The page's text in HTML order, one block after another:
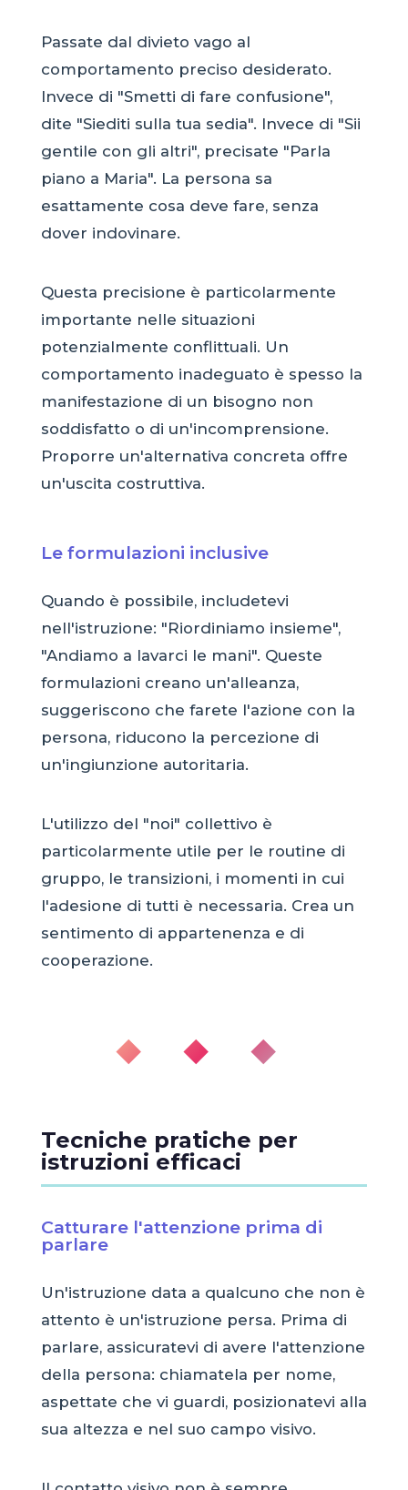
Passate dal divieto vago al
comportamento preciso desiderato.
Invece di "Smetti di fare confusione",
dite "Siediti sulla tua sedia". Invece di "Sii
gentile con gli altri", precisate "Parla
piano a Maria". La persona sa
esattamente cosa deve fare, senza
dover indovinare.
Questa precisione è particolarmente
importante nelle situazioni
potenzialmente conflittuali. Un
comportamento inadeguato è spesso la
manifestazione di un bisogno non
soddisfatto o di un'incomprensione.
Proporre un'alternativa concreta offre
un'uscita costruttiva.
Le formulazioni inclusive
Quando è possibile, includetevi
nell'istruzione: "Riordiniamo insieme",
"Andiamo a lavarci le mani". Queste
formulazioni creano un'alleanza,
suggeriscono che farete l'azione con la
persona, riducono la percezione di
un'ingiunzione autoritaria.
L'utilizzo del "noi" collettivo è
particolarmente utile per le routine di
gruppo, le transizioni, i momenti in cui
l'adesione di tutti è necessaria. Crea un
sentimento di appartenenza e di
cooperazione.
◆ ◆ ◆
Tecniche pratiche per
istruzioni efficaci
Catturare l'attenzione prima di
parlare
Un'istruzione data a qualcuno che non è
attento è un'istruzione persa. Prima di
parlare, assicuratevi di avere l'attenzione
della persona: chiamatela per nome,
aspettate che vi guardi, posizionatevi alla
sua altezza e nel suo campo visivo.